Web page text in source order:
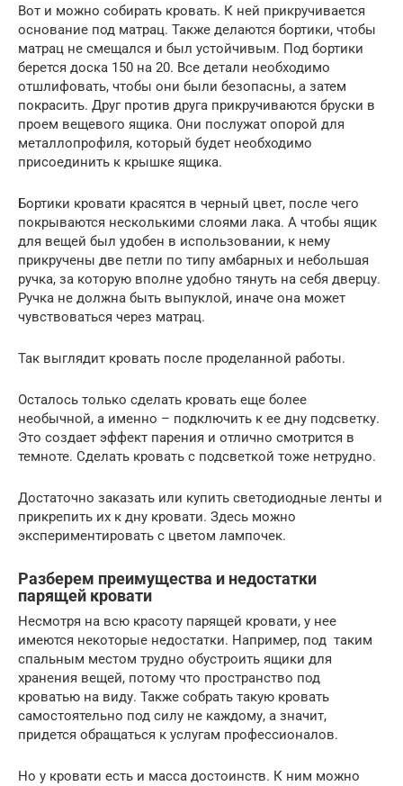
Вот и можно собирать кровать. К ней прикручивается
основание под матрац. Также делаются бортики, чтобы
матрац не смещался и был устойчивым. Под бортики
берется доска 150 на 20. Все детали необходимо
отшлифовать, чтобы они были безопасны, а затем
покрасить. Друг против друга прикручиваются бруски в
проем вещевого ящика. Они послужат опорой для
металлопрофиля, который будет необходимо
присоединить к крышке ящика.
Бортики кровати красятся в черный цвет, после чего
покрываются несколькими слоями лака. А чтобы ящик
для вещей был удобен в использовании, к нему
прикручены две петли по типу амбарных и небольшая
ручка, за которую вполне удобно тянуть на себя дверцу.
Ручка не должна быть выпуклой, иначе она может
чувствоваться через матрац.
Так выглядит кровать после проделанной работы.
Осталось только сделать кровать еще более
необычной, а именно – подключить к ее дну подсветку.
Это создает эффект парения и отлично смотрится в
темноте. Сделать кровать с подсветкой тоже нетрудно.
Достаточно заказать или купить светодиодные ленты и
прикрепить их к дну кровати. Здесь можно
экспериментировать с цветом лампочек.
Разберем преимущества и недостатки
парящей кровати
Несмотря на всю красоту парящей кровати, у нее
имеются некоторые недостатки. Например, под таким
спальным местом трудно обустроить ящики для
хранения вещей, потому что пространство под
кроватью на виду. Также собрать такую кровать
самостоятельно под силу не каждому, а значит,
придется обращаться к услугам профессионалов.
Но у кровати есть и масса достоинств. К ним можно